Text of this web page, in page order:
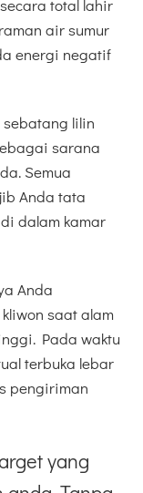
total lahir
air sumur
energi negatif
sebatang lilin
sarana
Semua
Anda tata
dalam kamar
Anda
saat alam
Pada waktu
terbuka lebar
pengiriman
yang